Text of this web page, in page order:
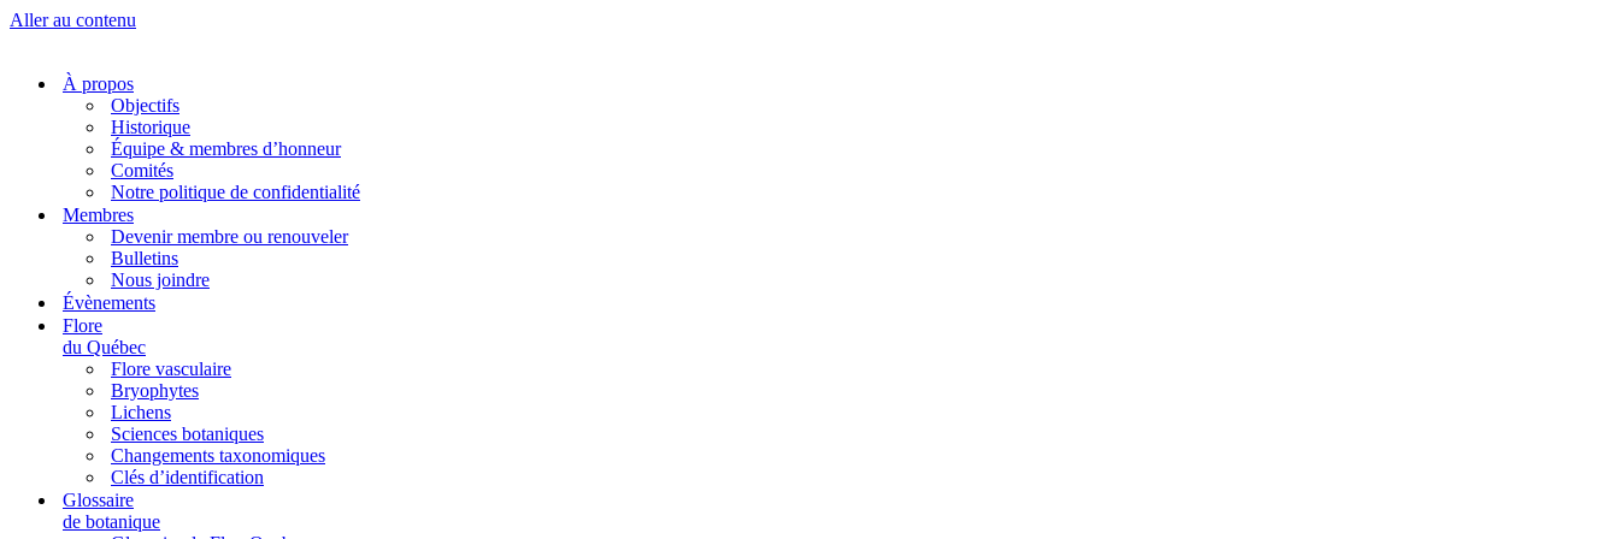
Aller au contenu
À propos
Objectifs
Historique
Équipe & membres d’honneur
Comités
Notre politique de confidentialité
Membres
Devenir membre ou renouveler
Bulletins
Nous joindre
Évènements
Flore
du Québec
Flore vasculaire
Bryophytes
Lichens
Sciences botaniques
Changements taxonomiques
Clés d’identification
Glossaire
de botanique